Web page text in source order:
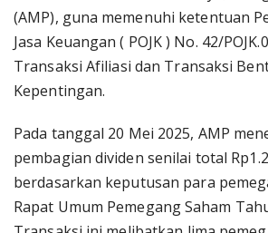
(AMP), guna memenuhi ketentuan
Jasa Keuangan ( POJK ) No. 42/
Transaksi Afiliasi dan Transaksi
Kepentingan.
Pada tanggal 20 Mei 2025, AMP
pembagian dividen senilai total
berdasarkan keputusan para
Rapat Umum Pemegang Saham